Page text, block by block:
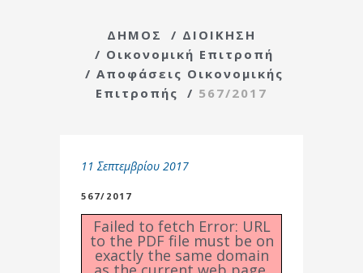
ΔΗΜΟΣ / ΔΙΟΙΚΗΣΗ
/ Οικονομική Επιτροπή
/ Αποφάσεις Οικονομικής
Επιτροπής
/ 567/2017
11 Σεπτεμβρίου 2017
567/2017
Failed to fetch Error: URL
to the PDF file must be on
exactly the same domain